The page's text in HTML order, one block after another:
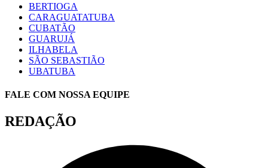
BERTIOGA
CARAGUATATUBA
CUBATÃO
GUARUJÁ
ILHABELA
SÃO SEBASTIÃO
UBATUBA
FALE COM NOSSA EQUIPE
REDAÇÃO